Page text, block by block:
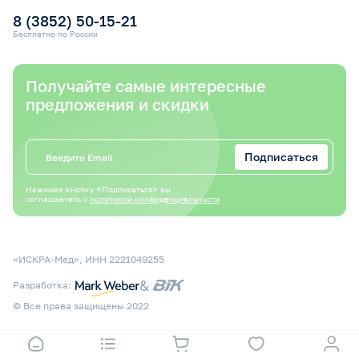
8 (3852) 50-15-21
Бесплатно по России
Получайте самые интересные
предложения и скидки
Подписаться
Нажимая кнопку «Подписаться» вы
соглашаетесь с политикой конфиденциальности
«ИСКРА-Мед», ИНН 2221049255
Разработка: &
© Все права защищены 2022